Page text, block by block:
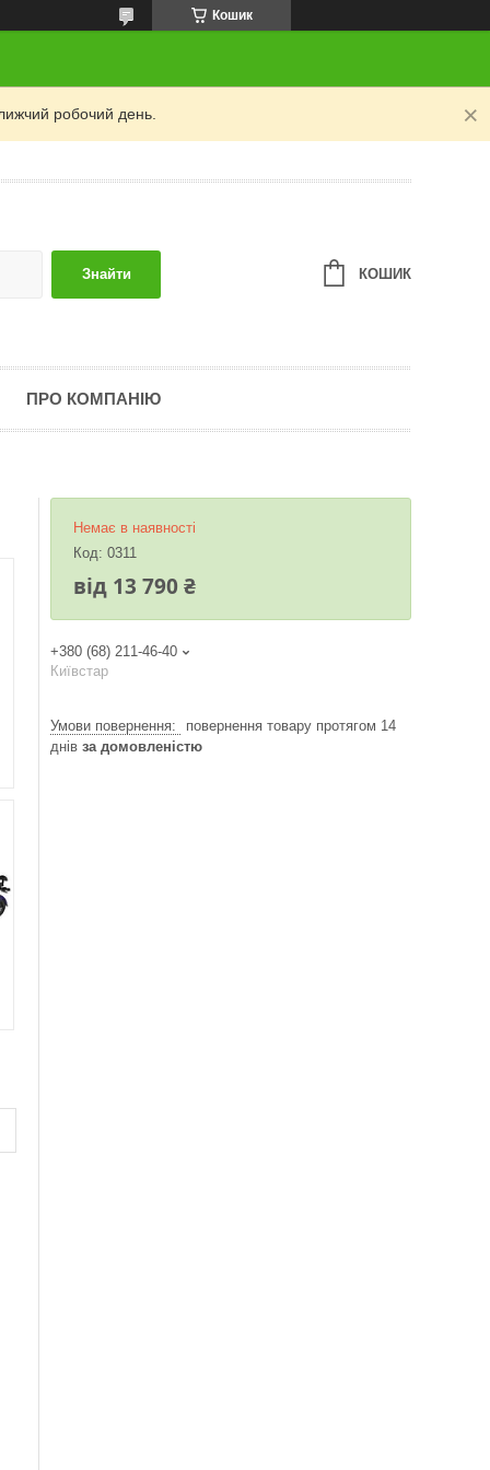
Кошик
робочий день.
Знайти КОШИК
ПРО КОМПАНІЮ
Немає в наявності
Код: 0311
від 13 790 ₴
+380 (68) 211-46-40
Київстар
повернення товару протягом 14
днів за домовленістю